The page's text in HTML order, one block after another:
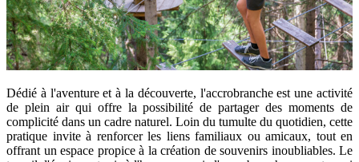
Dédié à l'aventure et à la découverte, l'accrobranche est une activité
de plein air qui offre la possibilité de partager des moments de
complicité dans un cadre naturel. Loin du tumulte du quotidien, cette
pratique invite à renforcer les liens familiaux ou amicaux, tout en
offrant un espace propice à la création de souvenirs inoubliables. Le